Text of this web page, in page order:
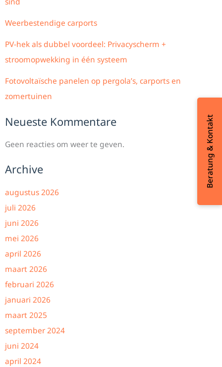
Weerbestendige carports
PV-hek als dubbel voordeel: Privacyscherm +
stroomopwekking in één systeem
Fotovoltaïsche panelen op pergola’s, carports en
zomertuinen
Neueste Kommentare
Geen reacties om weer te geven.
Archive
augustus 2026
juli 2026
juni 2026
mei 2026
april 2026
maart 2026
februari 2026
januari 2026
maart 2025
september 2024
juni 2024
april 2024
Beratung & Kontakt